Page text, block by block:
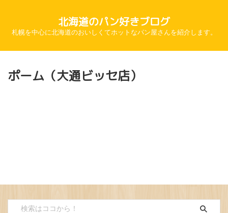
北海道のパン好きブログ
札幌を中心に北海道のおいしくてホットなパン屋さんを紹介します。
ポーム（大通ビッセ店）